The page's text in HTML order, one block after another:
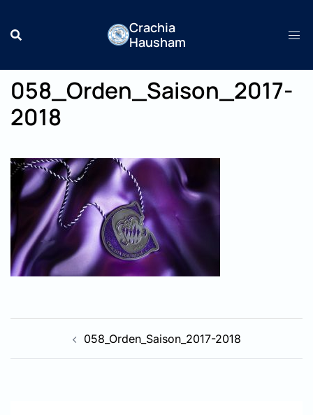
Inhalt
springen
Crachia
Hausham
058_Orden_Saison_2017-
2018
Beitragsnavigation
058_Orden_Saison_2017-2018